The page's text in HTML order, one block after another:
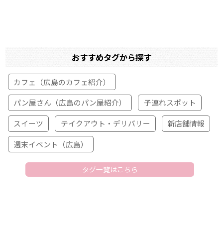
おすすめタグから探す
カフェ（広島のカフェ紹介）
パン屋さん（広島のパン屋紹介）
子連れスポット
スイーツ
テイクアウト・デリバリー
新店舗情報
週末イベント（広島）
タグ一覧はこちら